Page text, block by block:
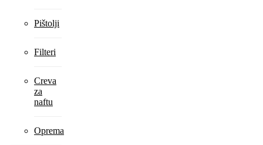
Pištolji
Filteri
Creva
za
naftu
Oprema